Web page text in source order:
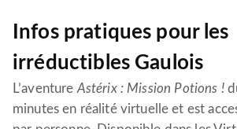
Infos pratiques pour les
irréductibles Gaulois
L’aventureAstérix : Mission Potions !
minutes en réalité virtuelle et est